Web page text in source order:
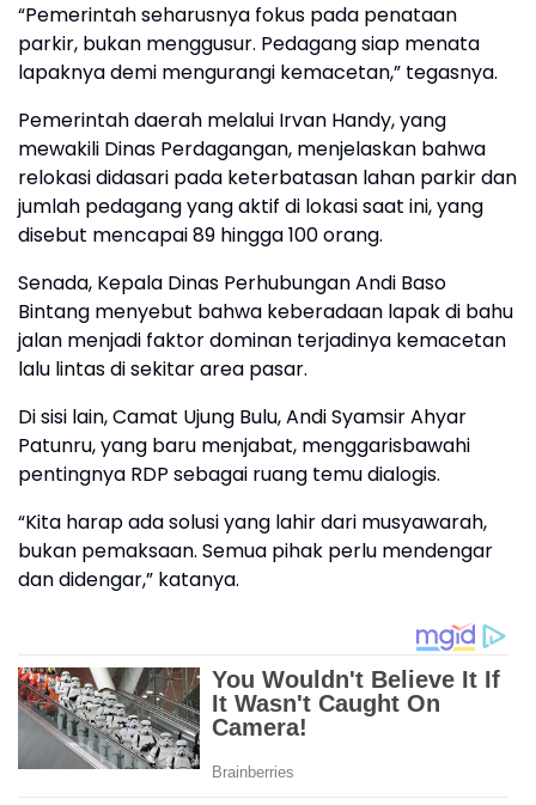
“Pemerintah seharusnya fokus pada penataan
parkir, bukan menggusur. Pedagang siap menata
lapaknya demi mengurangi kemacetan,” tegasnya.
Pemerintah daerah melalui Irvan Handy, yang
mewakili Dinas Perdagangan, menjelaskan bahwa
relokasi didasari pada keterbatasan lahan parkir dan
jumlah pedagang yang aktif di lokasi saat ini, yang
disebut mencapai 89 hingga 100 orang.
Senada, Kepala Dinas Perhubungan Andi Baso
Bintang menyebut bahwa keberadaan lapak di bahu
jalan menjadi faktor dominan terjadinya kemacetan
lalu lintas di sekitar area pasar.
Di sisi lain, Camat Ujung Bulu, Andi Syamsir Ahyar
Patunru, yang baru menjabat, menggarisbawahi
pentingnya RDP sebagai ruang temu dialogis.
“Kita harap ada solusi yang lahir dari musyawarah,
bukan pemaksaan. Semua pihak perlu mendengar
dan didengar,” katanya.